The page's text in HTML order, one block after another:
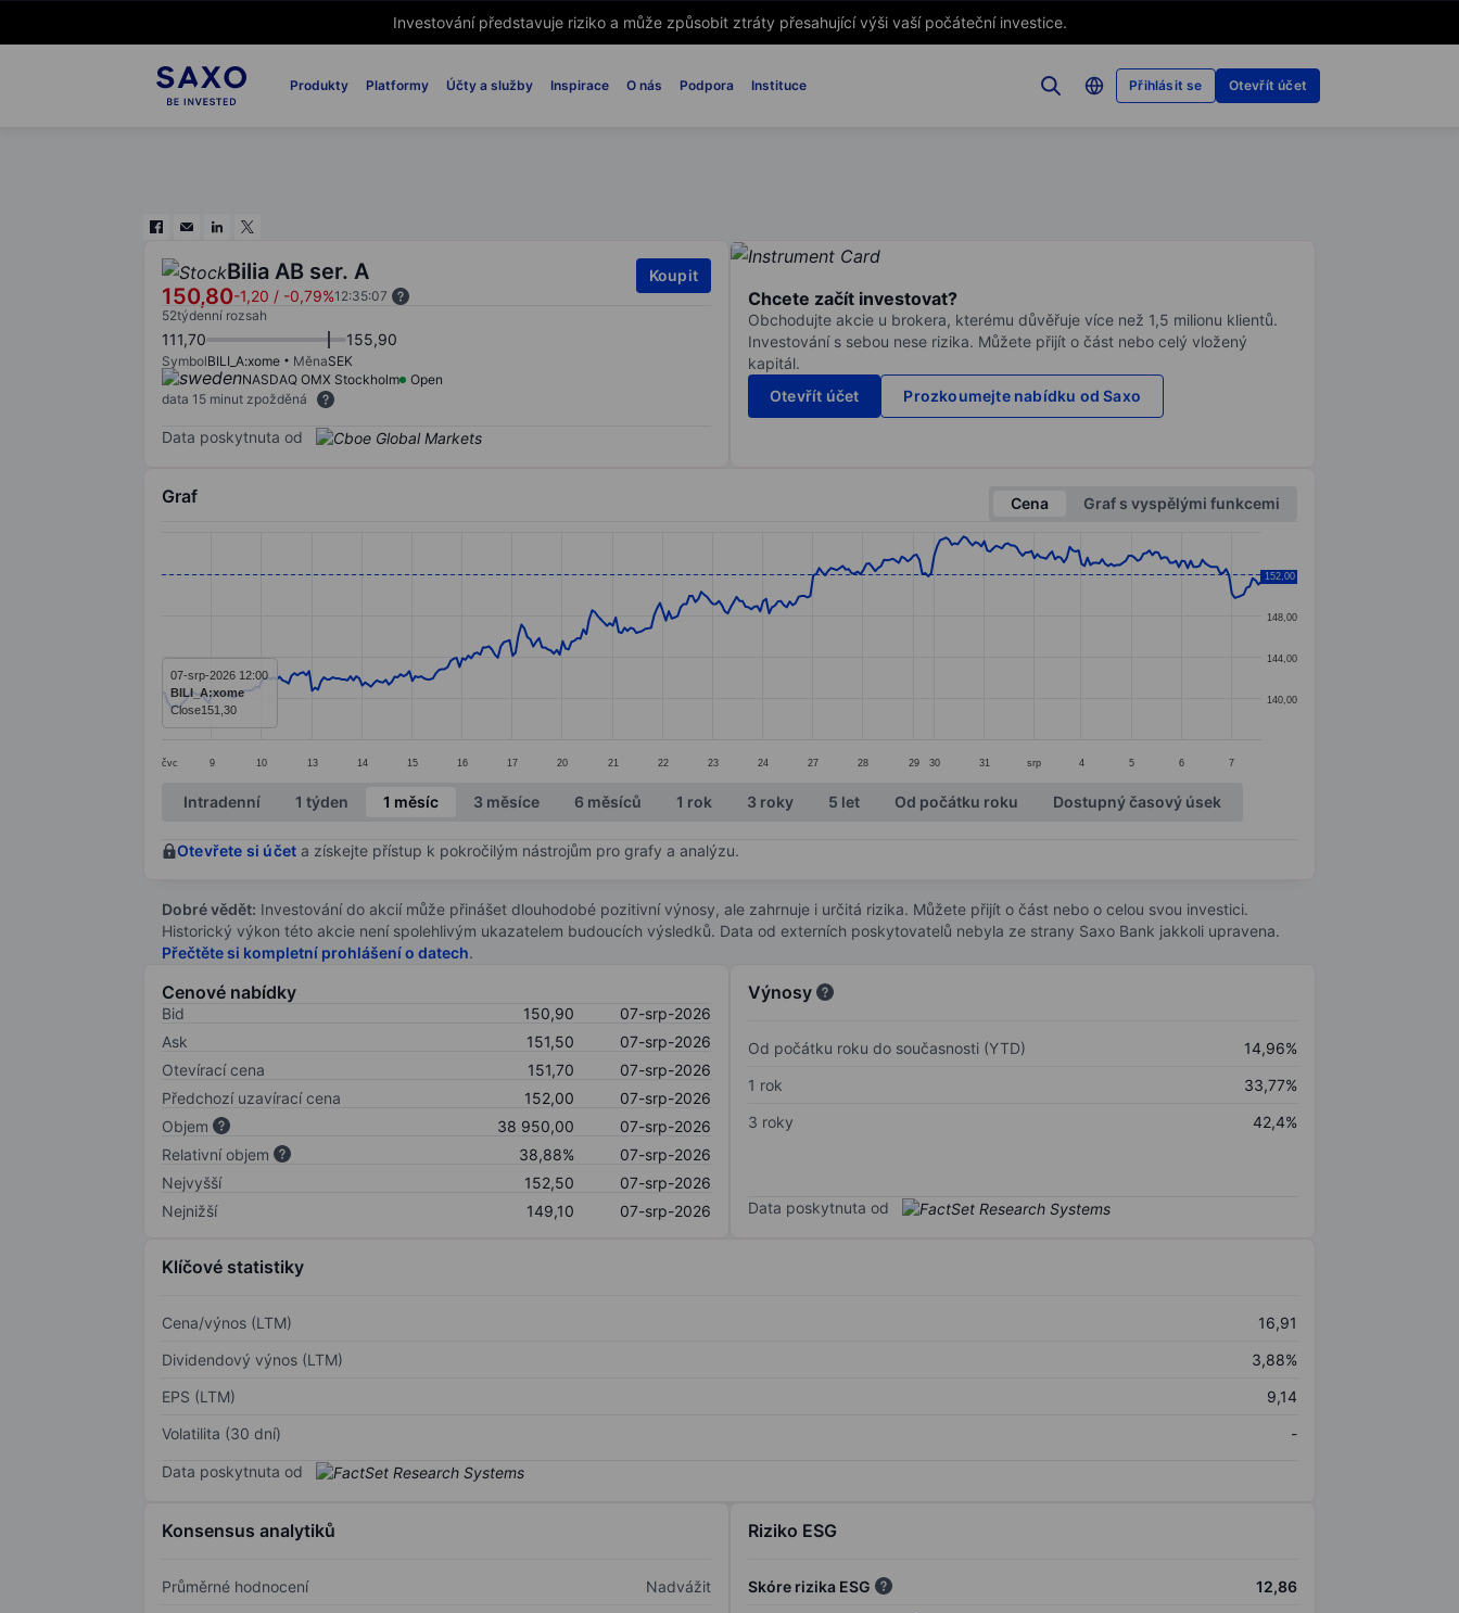
Investování představuje riziko a může způsobit ztráty přesahující výši vaší počáteční investice.
Produkty Platformy Účty a služby Inspirace O nás Podpora Instituce Přihlásit se Otevřít účet
Bilia AB ser. A
150,80-1,20 / -0,79%12:35:07
Koupit
52týdenní rozsah
111,70 155,90
SymbolBILI_A:xome MěnaSEK
NASDAQ OMX Stockholm
Open
data 15 minut zpožděná
Data poskytnuta od
Chcete začít investovat?
Obchodujte akcie u brokera, kterému důvěřuje více než 1,5 milionu klientů.
Investování s sebou nese rizika. Můžete přijít o část nebo celý vložený
kapitál.
Otevřít účet
Prozkoumejte nabídku od Saxo
Graf Cena
Graf s vyspělými funkcemi
The chart has 1 Y axis displaying values. Data ranges from 139.1 to 155.65.
čvc 9 10 13 14 15 16 17 20 21 22 23 24 27 28 29 30 31 srp 4 5 6 7
140,00
144,00
148,00
152,00
152,00
07-srp-2026 12:00
BILI_A:xome
Close151,30
End of interactive chart.
Intradenní 1 týden 1 měsíc 3 měsíce 6 měsíců 1 rok 3 roky 5 let Od počátku roku Dostupný časový úsek
Otevřete si účet a získejte přístup k pokročilým nástrojům pro grafy a analýzu.
Dobré vědět: Investování do akcií může přinášet dlouhodobé pozitivní výnosy, ale zahrnuje i určitá rizika. Můžete přijít o část nebo o celou svou investici.
Historický výkon této akcie není spolehlivým ukazatelem budoucích výsledků. Data od externích poskytovatelů nebyla ze strany Saxo Bank jakkoli upravena.
Přečtěte si kompletní prohlášení o datech.
Cenové nabídky
Bid 150,90
07-srp-2026
Ask
151,50
07-srp-2026
Otevírací cena
151,70
07-srp-2026
Předchozí uzavírací cena
152,00
07-srp-2026
Objem
38 950,00
07-srp-2026
Relativní objem
38,88%
07-srp-2026
Nejvyšší
152,50
07-srp-2026
Nejnižší
149,10 07-srp-2026
Výnosy
Od počátku roku do současnosti (YTD)
14,96%
1 rok
33,77%
3 roky
42,4%
Data poskytnuta od
Klíčové statistiky
Cena/výnos (LTM)
16,91
Dividendový výnos (LTM)
3,88%
EPS (LTM)
9,14
Volatilita (30 dní)
-
Data poskytnuta od
Konsensus analytiků
Průměrné hodnocení Nadvážit
Riziko ESG
Skóre rizika ESG
12,86